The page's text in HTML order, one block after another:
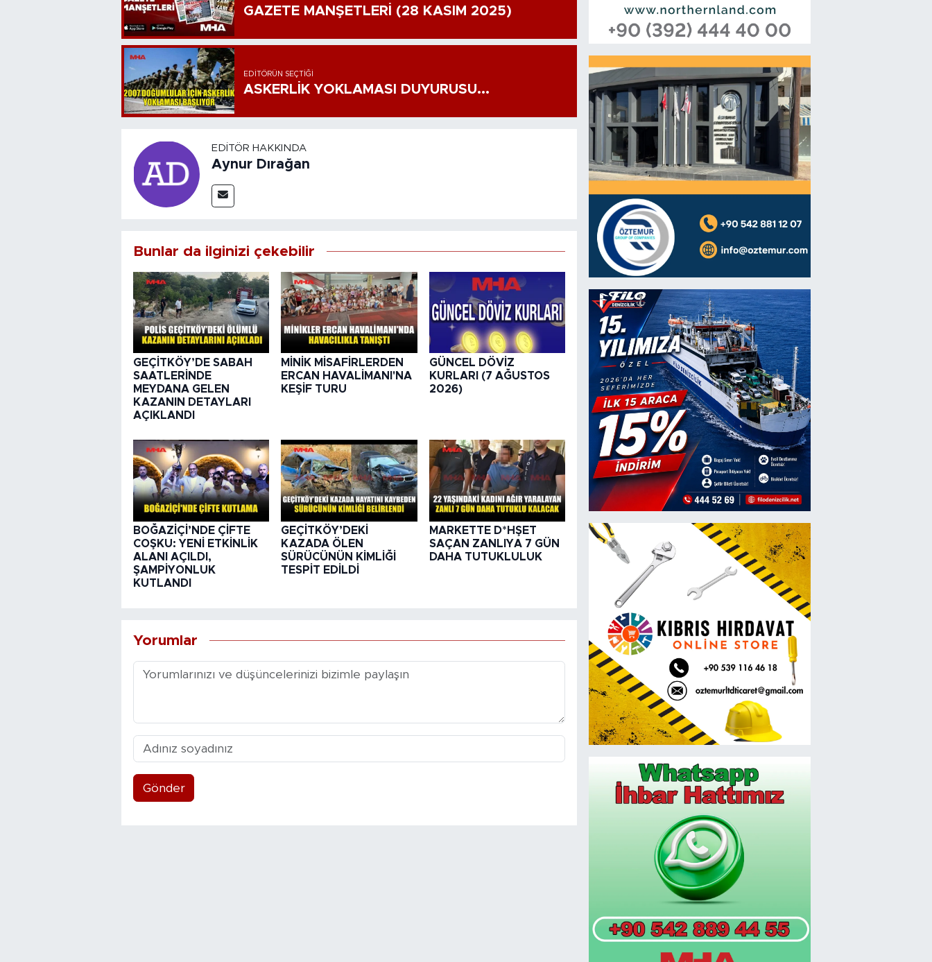
GAZETE MANŞETLERİ (28 KASIM 2025)
EDITÖRÜN SEÇTIĞI
ASKERLİK YOKLAMASI DUYURUSU...
EDITÖR HAKKINDA
Aynur Dırağan
Bunlar da ilginizi çekebilir
GEÇİTKÖY’DE SABAH
SAATLERİNDE
MEYDANA GELEN
KAZANIN DETAYLARI
AÇIKLANDI
MİNİK MİSAFİRLERDEN
ERCAN HAVALİMANI'NA
KEŞİF TURU
GÜNCEL DÖVİZ
KURLARI (7 AĞUSTOS
2026)
BOĞAZİÇİ’NDE ÇİFTE
COŞKU: YENİ ETKİNLİK
ALANI AÇILDI,
ŞAMPİYONLUK
KUTLANDI
GEÇİTKÖY’DEKİ
KAZADA ÖLEN
SÜRÜCÜNÜN KİMLİĞİ
TESPİT EDİLDİ
MARKETTE D*HŞET
SAÇAN ZANLIYA 7 GÜN
DAHA TUTUKLULUK
Yorumlar
Gönder